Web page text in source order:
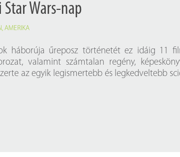
Wars-nap
,AMERIKA
háborúja űreposz történetét ez idáig 11
valamint számtalan regény,
az egyik legismertebb és legkedveltebb